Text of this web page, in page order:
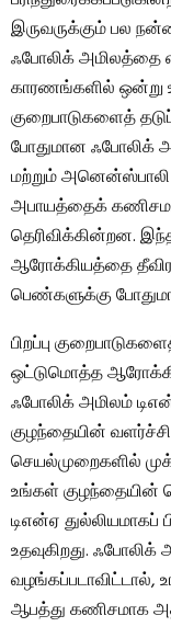
இருவருக்கும் பல
ஃபோலிக் அமிலத்தை
காரணங்களில் ஒன்று
குறைபாடுகளைத்
போதுமான ஃபோலிக்
மற்றும் அனென்ஸ்பாலி
அபாயத்தைக்
தெரிவிக்கின்றன.
ஆரோக்கியத்தை
பெண்களுக்கு
பிறப்பு
ஒட்டுமொத்த
ஃபோலிக் அமிலம்
குழந்தையின்
செயல்முறைகளில்
உங்கள் குழந்தையின்
டிஎன்ஏ துல்லியமாகப்
உதவுகிறது.
வழங்கப்படாவிட்டால்,
ஆபத்து கணிசமாக